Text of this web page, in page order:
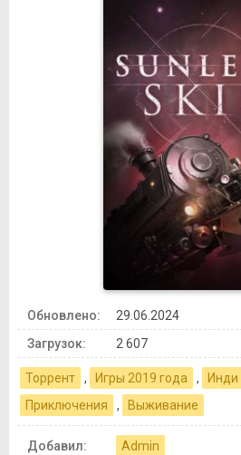
Обновлено:
29.06.2024
Загрузок:
2 607
Торрент , Игры 2019 года , Инди
Приключения
, Выживание
Добавил: Admin